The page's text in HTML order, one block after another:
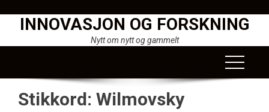
INNOVASJON OG FORSKNING
Nytt om nytt og gammelt
Stikkord: Wilmovsky